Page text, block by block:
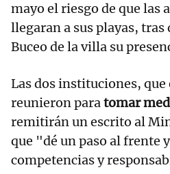
mayo el riesgo de que las
llegaran a sus playas, tras
Buceo de la villa su
Las dos instituciones, que
reunieron paratomar
remitirán un escrito al
que "dé un paso al frente
competencias y